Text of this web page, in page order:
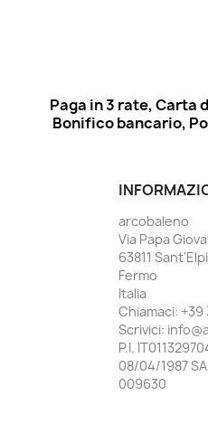
Paga in 3 rate, Carta
Bonifico bancario,
arcobaleno
Via Papa
63811
Fermo
Italia
Chiamaci: +39
Scrivici:
P.I.
08/04/1987
009630